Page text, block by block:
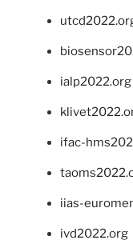
ialp2022.org
ifac-
iias-
ivd2022.org